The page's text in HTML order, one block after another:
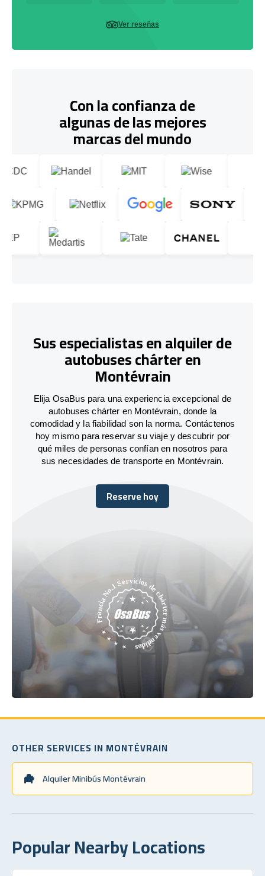
Ver reseñas
Con la confianza de
algunas de las mejores
marcas del mundo
Sus especialistas en alquiler de
autobuses chárter en
Montévrain
Elija OsaBus para una experiencia excepcional de
autobuses chárter en Montévrain, donde la
comodidad y la fiabilidad son la norma. Contáctenos
hoy mismo para reservar su viaje y descubrir por
qué miles de personas confían en nosotros para
sus necesidades de transporte en Montévrain.
Reserve hoy
Reserve hoy
OTHER SERVICES IN MONTÉVRAIN
Alquiler Minibús Montévrain
Popular Nearby Locations